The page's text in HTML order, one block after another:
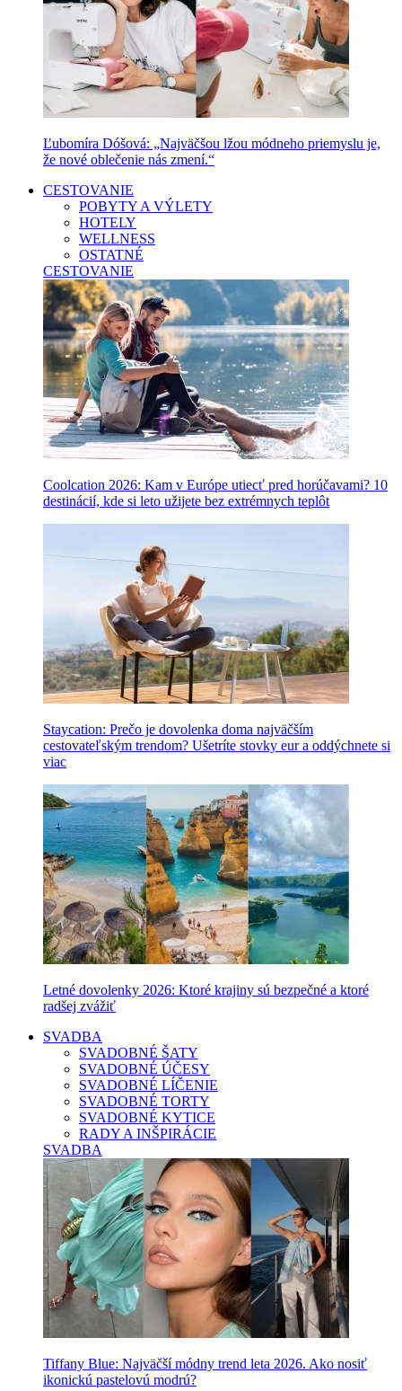
Ľubomíra Dóšová: „Najväčšou lžou módneho priemyslu je,
že nové oblečenie nás zmení.“
CESTOVANIE
POBYTY A VÝLETY
HOTELY
WELLNESS
OSTATNÉ
CESTOVANIE
Coolcation 2026: Kam v Európe utiecť pred horúčavami? 10
destinácií, kde si leto užijete bez extrémnych teplôt
Staycation: Prečo je dovolenka doma najväčším
cestovateľským trendom? Ušetríte stovky eur a oddýchnete si
viac
Letné dovolenky 2026: Ktoré krajiny sú bezpečné a ktoré
radšej zvážiť
SVADBA
SVADOBNÉ ŠATY
SVADOBNÉ ÚČESY
SVADOBNÉ LÍČENIE
SVADOBNÉ TORTY
SVADOBNÉ KYTICE
RADY A INŠPIRÁCIE
SVADBA
Tiffany Blue: Najväčší módny trend leta 2026. Ako nosiť
ikonickú pastelovú modrú?